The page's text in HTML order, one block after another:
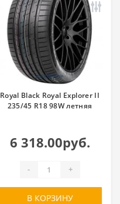
Royal Black Royal Explorer II
235/45 R18 98W летняя
6 318.00руб.
- +
В КОРЗИНУ